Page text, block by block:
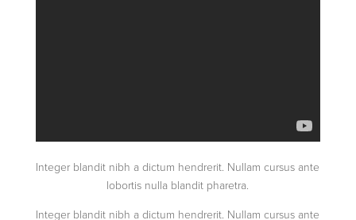
Integer blandit nibh a dictum hendrerit. Nullam cursus ante
lobortis nulla blandit pharetra.
Integer blandit nibh a dictum hendrerit. Nullam cursus ante